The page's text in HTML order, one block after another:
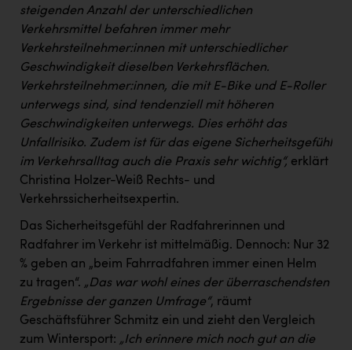
steigenden Anzahl der unterschiedlichen
Verkehrsmittel befahren immer mehr
Verkehrsteilnehmer:innen mit unterschiedlicher
Geschwindigkeit dieselben Verkehrsflächen.
Verkehrsteilnehmer:innen, die mit E-Bike und E-Roller
unterwegs sind, sind tendenziell mit höheren
Geschwindigkeiten unterwegs. Dies erhöht das
Unfallrisiko. Zudem ist für das eigene Sicherheitsgefühl
im Verkehrsalltag auch die Praxis sehr wichtig“, erklärt
Christina Holzer-Weiß Rechts- und
Verkehrssicherheitsexpertin.
Das Sicherheitsgefühl der Radfahrerinnen und
Radfahrer im Verkehr ist mittelmäßig. Dennoch: Nur 32
% geben an „beim Fahrradfahren immer einen Helm
zu tragen“. „Das war wohl eines der überraschendsten
Ergebnisse der ganzen Umfrage“, räumt
Geschäftsführer Schmitz ein und zieht den Vergleich
zum Wintersport: „Ich erinnere mich noch gut an die